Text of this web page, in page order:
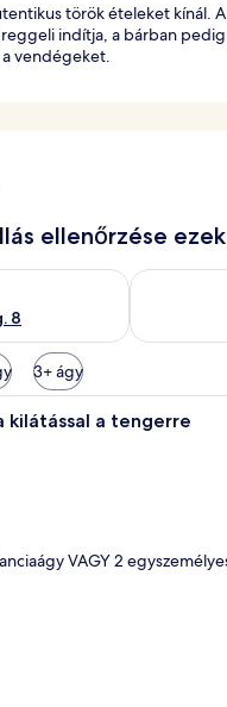
török ételeket kínál. A
indítja, a bárban pedig
vendégeket.
ellenőrzése
8
ellenőrzése: aug. 7 -
A holnapi
3+ ágy
Egy szállodai szoba,
kilátással a tengerre
VAGY 2